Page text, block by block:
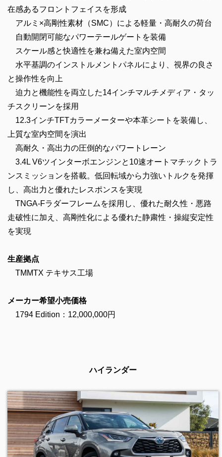
在感あるフロントフェイスを形成
アルミ×高剛性素材（SMC）による軽量・高耐久の荷台
自動開閉可能なパワーテールゲートを装備
スケール感と快適性を兼ね備えた室内空間
水平基調のインストルメントパネルにより、視界の良さ
と操作性を向上
迫力と機能性を両立した14インチマルチメディア・タッ
チスクリーンを採用
12.3インチTFTカラーメーターや本革シートを装備し、
上質な室内空間を演出
高耐久・高出力の圧倒的なパワートレーン
3.4L V6ツインターボエンジンと10速オートマチックトラ
ンスミッションを搭載。低回転域から力強いトルクを発揮
し、高出力と優れたレスポンスを実現
TNGA-Fラダーフレームを採用し、優れた耐久性・悪路
走破性に加え、高剛性化による優れた静粛性・操縦安定性
を実現
生産拠点
TMMTX テキサス工場
メーカー希望小売価格
1794 Edition：12,000,000円
ハイランダー